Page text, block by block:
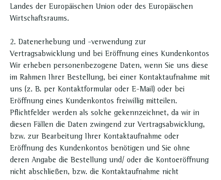
Landes der Europäischen Union oder des Europäischen
Wirtschaftsraums.
2. Datenerhebung und -verwendung zur
Vertragsabwicklung und bei Eröffnung eines Kundenkontos
Wir erheben personenbezogene Daten, wenn Sie uns diese
im Rahmen Ihrer Bestellung, bei einer Kontaktaufnahme mit
uns (z. B. per Kontaktformular oder E-Mail) oder bei
Eröffnung eines Kundenkontos freiwillig mitteilen.
Pflichtfelder werden als solche gekennzeichnet, da wir in
diesen Fällen die Daten zwingend zur Vertragsabwicklung,
bzw. zur Bearbeitung Ihrer Kontaktaufnahme oder
Eröffnung des Kundenkontos benötigen und Sie ohne
deren Angabe die Bestellung und/ oder die Kontoeröffnung
nicht abschließen, bzw. die Kontaktaufnahme nicht